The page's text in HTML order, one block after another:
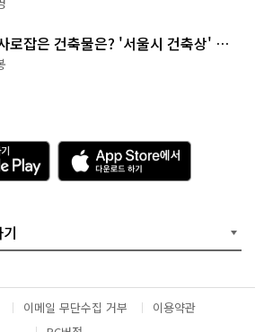
로잡은 건축물은? '서울시 건축상' 수
A
p
p
e
서
다
운
이메일 무단수집 거부
이용약관